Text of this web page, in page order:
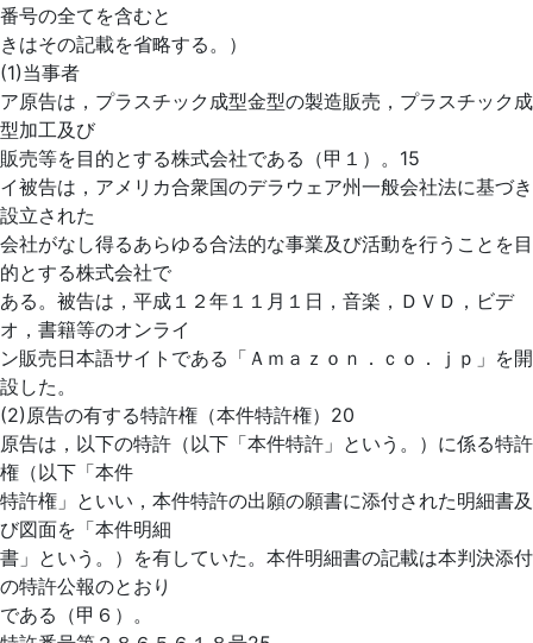
番号の全てを含むと
きはその記載を省略する。）
(1)当事者
ア原告は，プラスチック成型金型の製造販売，プラスチック成
型加工及び
販売等を目的とする株式会社である（甲１）。15
イ被告は，アメリカ合衆国のデラウェア州一般会社法に基づき
設立された
会社がなし得るあらゆる合法的な事業及び活動を行うことを目
的とする株式会社で
ある。被告は，平成１２年１１月１日，音楽，ＤＶＤ，ビデ
オ，書籍等のオンライ
ン販売日本語サイトである「Ａｍａｚｏｎ．ｃｏ．ｊｐ」を開
設した。
(2)原告の有する特許権（本件特許権）20
原告は，以下の特許（以下「本件特許」という。）に係る特許
権（以下「本件
特許権」といい，本件特許の出願の願書に添付された明細書及
び図面を「本件明細
書」という。）を有していた。本件明細書の記載は本判決添付
の特許公報のとおり
である（甲６）。